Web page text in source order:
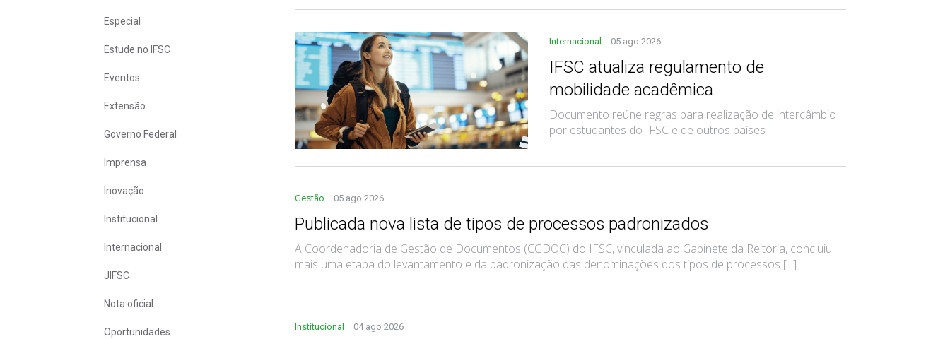
Especial
Estude no IFSC
Eventos
Extensão
Governo Federal
Imprensa
Inovação
Institucional
Internacional
JIFSC
Nota oficial
Oportunidades
Internacional 05 ago 2026
IFSC atualiza regulamento de
mobilidade acadêmica
Documento reúne regras para realização de intercâmbio
por estudantes do IFSC e de outros países
Gestão 05 ago 2026
Publicada nova lista de tipos de processos padronizados
A Coordenadoria de Gestão de Documentos (CGDOC) do IFSC, vinculada ao Gabinete da Reitoria, concluiu
mais uma etapa do levantamento e da padronização das denominações dos tipos de processos [...]
Institucional 04 ago 2026